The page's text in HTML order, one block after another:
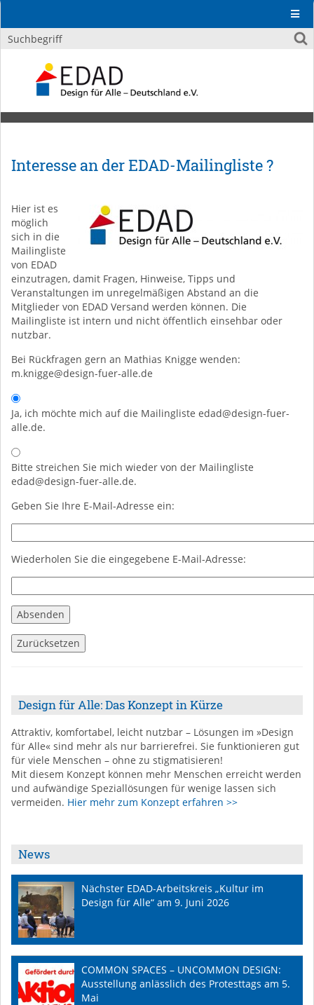
Interesse an der EDAD-Mailingliste ?
Hier ist es
möglich
sich in die
Mailingliste
von EDAD
einzutragen, damit Fragen, Hinweise, Tipps und
Veranstaltungen im unregelmäßigen Abstand an die
Mitglieder von EDAD Versand werden können. Die
Mailingliste ist intern und nicht öffentlich einsehbar oder
nutzbar.
Bei Rückfragen gern an Mathias Knigge wenden:
m.knigge@design-fuer-alle.de
Ja, ich möchte mich auf die Mailingliste edad@design-fuer-
alle.de.
Bitte streichen Sie mich wieder von der Mailingliste
edad@design-fuer-alle.de.
Geben Sie Ihre E-Mail-Adresse ein:
Wiederholen Sie die eingegebene E-Mail-Adresse:
Design für Alle: Das Konzept in Kürze
Attraktiv, komfortabel, leicht nutzbar – Lösungen im »Design
für Alle« sind mehr als nur barrierefrei. Sie funktionieren gut
für viele Menschen – ohne zu stigmatisieren!
Mit diesem Konzept können mehr Menschen erreicht werden
und aufwändige Speziallösungen für wenige lassen sich
vermeiden. Hier mehr zum Konzept erfahren >>
News
Nächster EDAD-Arbeitskreis „Kultur im
Design für Alle“ am 9. Juni 2026
COMMON SPACES – UNCOMMON DESIGN:
Ausstellung anlässlich des Protesttags am 5.
Mai